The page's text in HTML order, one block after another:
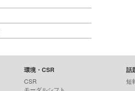
環境・CSR
CSR
モーダルシフト
話
短